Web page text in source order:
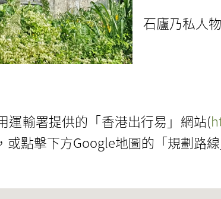
石廬乃私人
運輸署提供的「香港出行易」網站(
點擊下方Google地圖的「規劃路線